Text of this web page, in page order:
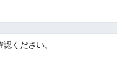
認ください。